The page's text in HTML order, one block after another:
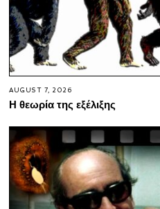
AUGUST 7, 2026
Η θεωρία της εξέλιξης